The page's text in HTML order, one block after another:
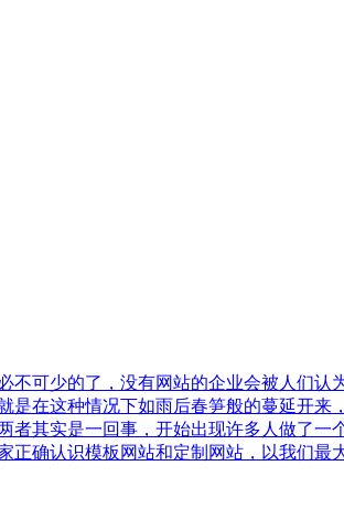
可少的了，没有网站的企业会被人们
在这种情况下如雨后春笋般的蔓延开
其实是一回事，开始出现许多人做了
确认识模板网站和定制网站，以我们最